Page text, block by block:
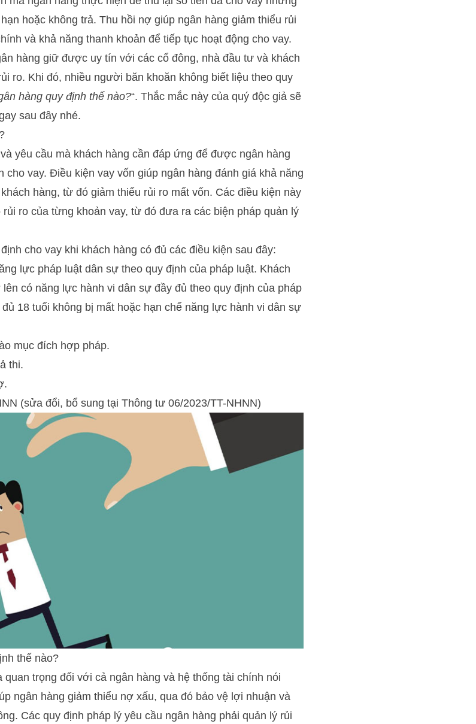
hoặc không trả. Thu hồi nợ giúp ngân hàng giảm thiểu rủi
và khả năng thanh khoản để tiếp tục hoạt động cho vay.
hàng giữ được uy tín với các cổ đông, nhà đầu tư và khách
ro. Khi đó, nhiều người băn khoăn không biết liệu theo quy
hàng quy định thế nào?“. Thắc mắc này của quý độc giả sẽ
sau đây nhé.
yêu cầu mà khách hàng cần đáp ứng để được ngân hàng
cho vay. Điều kiện vay vốn giúp ngân hàng đánh giá khả năng
hàng, từ đó giảm thiểu rủi ro mất vốn. Các điều kiện này
ro của từng khoản vay, từ đó đưa ra các biện pháp quản lý
cho vay khi khách hàng có đủ các điều kiện sau đây:
lực pháp luật dân sự theo quy định của pháp luật. Khách
có năng lực hành vi dân sự đầy đủ theo quy định của pháp
18 tuổi không bị mất hoặc hạn chế năng lực hành vi dân sự
mục đích hợp pháp.
thi.
(sửa đổi, bổ sung tại Thông tư 06/2023/TT-NHNN)
thế nào?
trọng đối với cả ngân hàng và hệ thống tài chính nói
ngân hàng giảm thiểu nợ xấu, qua đó bảo vệ lợi nhuận và
Các quy định pháp lý yêu cầu ngân hàng phải quản lý rủi